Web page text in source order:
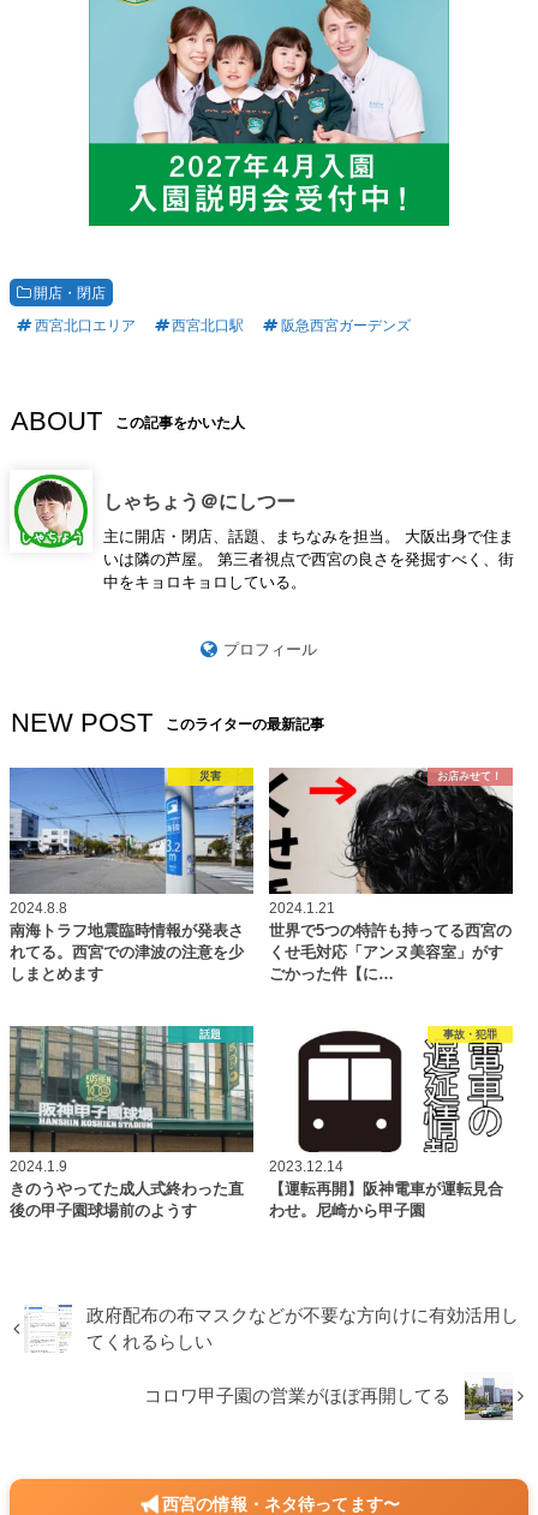
開店・閉店
西宮北口エリア
西宮北口駅 阪急西宮ガーデンズ
ABOUT この記事をかいた人
しゃちょう＠にしつー
主に開店・閉店、話題、まちなみを担当。 大阪出身で住ま
いは隣の芦屋。 第三者視点で西宮の良さを発掘すべく、街
中をキョロキョロしている。
プロフィール
NEW POST このライターの最新記事
災害
2024.8.8
南海トラフ地震臨時情報が発表さ
れてる。西宮での津波の注意を少
しまとめます
お店みせて！
2024.1.21
世界で5つの特許も持ってる西宮の
くせ毛対応「アンヌ美容室」がす
ごかった件【に…
話題
2024.1.9
きのうやってた成人式終わった直
後の甲子園球場前のようす
事故・犯罪
2023.12.14
【運転再開】阪神電車が運転見合
わせ。尼崎から甲子園
政府配布の布マスクなどが不要な方向けに有効活用し
てくれるらしい
コロワ甲子園の営業がほぼ再開してる
西宮の情報・ネタ待ってます〜